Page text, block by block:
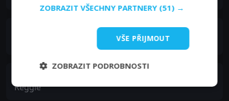
Reggie
ZOBRAZIT VŠECHNY PARTNERY (51) →
VŠE PŘIJMOUT
ZOBRAZIT PODROBNOSTI